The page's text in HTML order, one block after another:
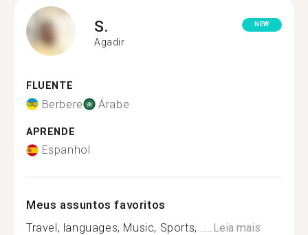
S.
Agadir
NEW
FLUENTE
Berbere Árabe
APRENDE
Espanhol
Meus assuntos favoritos
Travel, languages, Music, Sports, ....Leia mais